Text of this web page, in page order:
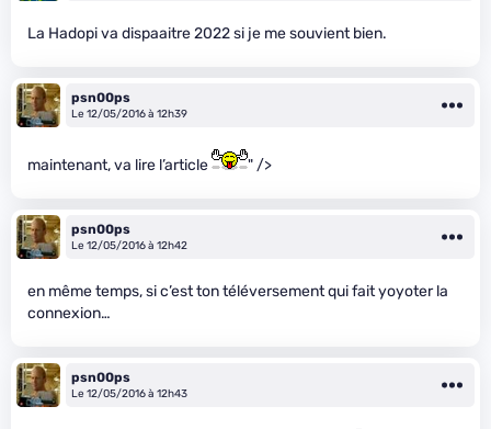
La Hadopi va dispaaitre 2022 si je me souvient bien.
psn00ps
Le 12/05/2016 à 12h39
maintenant, va lire l’article " />
psn00ps
Le 12/05/2016 à 12h42
en même temps, si c’est ton téléversement qui fait yoyoter la
connexion…
psn00ps
Le 12/05/2016 à 12h43